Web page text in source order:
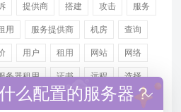
提供商 搭建 攻击 服务
用 服务提供商 机房 查询
用户 租用 网站 网络
务器租用 证书 远程 选择
用 么配置的服务器？